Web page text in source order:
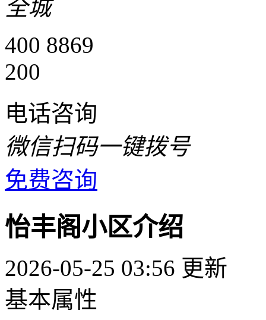
全城
400 8869
200
电话咨询
微信扫码一键拨号
免费咨询
怡丰阁小区介绍
2026-05-25 03:56 更新
基本属性